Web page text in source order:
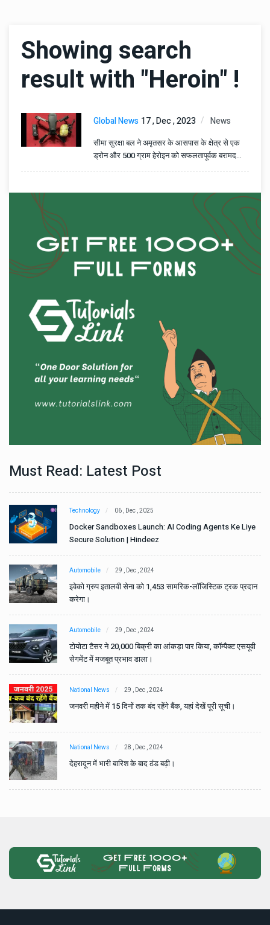
Showing search
result with "Heroin" !
Global News 17 , Dec , 2023 News
सीमा सुरक्षा बल ने अमृतसर के आसपास के क्षेत्र से एक
ड्रोन और 500 ग्राम हेरोइन को सफलतापूर्वक बरामद
किया।
Must Read: Latest Post
Technology 06 , Dec , 2025
Docker Sandboxes Launch: AI Coding Agents Ke Liye
Secure Solution | Hindeez
Automobile 29 , Dec , 2024
इवेको ग्रुप इतालवी सेना को 1,453 सामरिक-लॉजिस्टिक ट्रक प्रदान
करेगा।
Automobile 29 , Dec , 2024
टोयोटा टैसर ने 20,000 बिक्री का आंकड़ा पार किया, कॉम्पैक्ट एसयूवी
सेगमेंट में मजबूत प्रभाव डाला।
National News 29 , Dec , 2024
जनवरी महीने में 15 दिनों तक बंद रहेंगे बैंक, यहां देखें पूरी सूची।
National News 28 , Dec , 2024
देहरादून में भारी बारिश के बाद ठंड बढ़ी।